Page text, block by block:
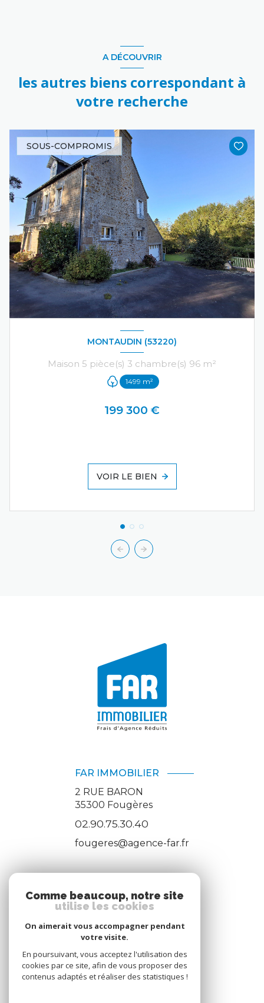
A DÉCOUVRIR
les autres biens correspondant à
votre recherche
SOUS-COMPROMIS
MONTAUDIN (53220)
Maison 5 pièce(s) 3 chambre(s) 96 m²
1499 m²
199 300 €
VOIR LE BIEN
FAR IMMOBILIER
2 RUE BARON
35300 Fougères
02.90.75.30.40
fougeres@agence-far.fr
ADHÉRENTS
Nous adhérons
Comme beaucoup, notre site
utilise les cookies
On aimerait vous accompagner pendant
votre visite.
En poursuivant, vous acceptez l'utilisation des
cookies par ce site, afin de vous proposer des
contenus adaptés et réaliser des statistiques !